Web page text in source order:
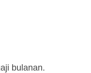
bulanan.